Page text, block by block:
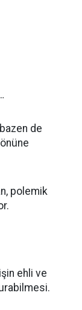
de
polemik
ehli ve